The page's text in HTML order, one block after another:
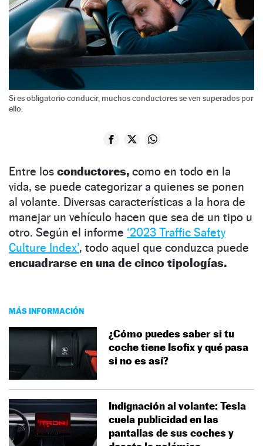
Si es obligatorio conducir, muchos conductores se ven superados por
ello.
Entre los conductores, como en todo en la
vida, se puede categorizar a quienes se ponen
al volante. Diversas características a la hora de
manejar un vehículo hacen que sea de un tipo u
otro. Según el informe ‘2023 Traffic Safety
Culture Index’, todo aquel que conduzca puede
encuadrarse en una de cinco tipologías.
MÁS INFORMACIÓN
¿Cómo puedes saber si tu
coche tiene Isofix y qué pasa
si no es así?
Indignación al volante: Tesla
cuela publicidad en las
pantallas de sus coches y